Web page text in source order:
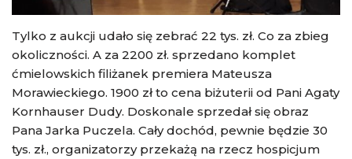
Tylko z aukcji udało się zebrać 22 tys. zł. Co za zbieg
okoliczności. A za 2200 zł. sprzedano komplet
ćmielowskich filiżanek premiera Mateusza
Morawieckiego. 1900 zł to cena biżuterii od Pani Agaty
Kornhauser Dudy. Doskonale sprzedał się obraz
Pana Jarka Puczela. Cały dochód, pewnie będzie 30
tys. zł., organizatorzy przekażą na rzecz hospicjum